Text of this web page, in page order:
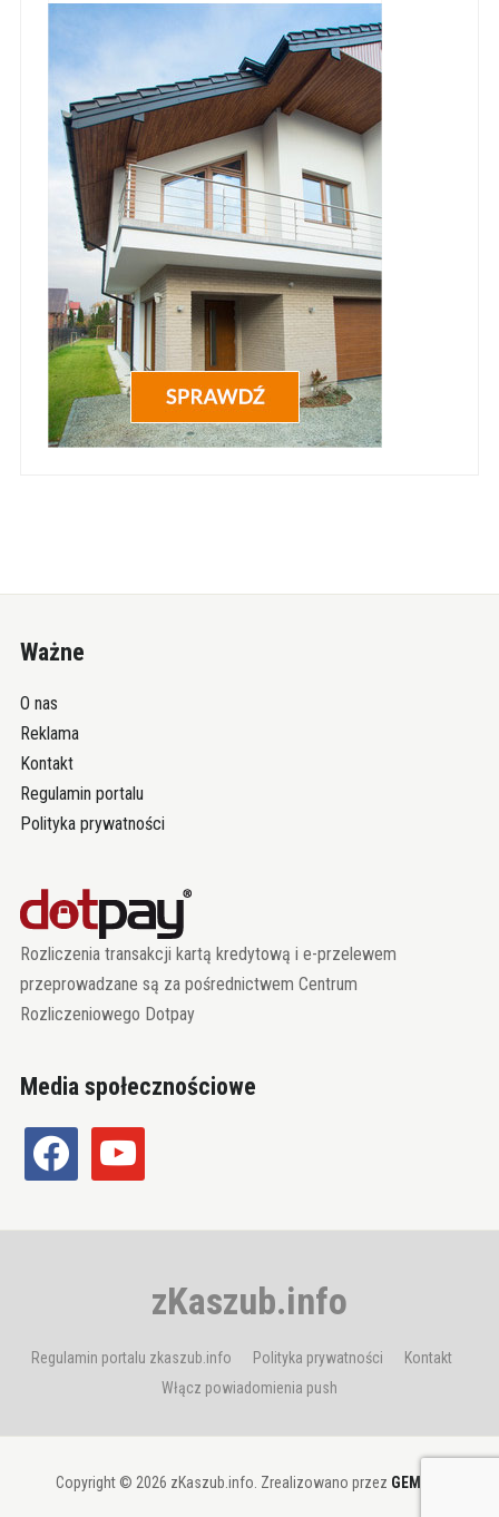
Ważne
O nas
Reklama
Kontakt
Regulamin portalu
Polityka prywatności
Rozliczenia transakcji kartą kredytową i e-przelewem
przeprowadzane są za pośrednictwem Centrum
Rozliczeniowego Dotpay
Media społecznościowe
facebook youtube
zKaszub.info
Regulamin portalu zkaszub.info Polityka prywatności
Kontakt
Włącz powiadomienia push
Copyright © 2026 zKaszub.info. Zrealizowano przez GEMBIT